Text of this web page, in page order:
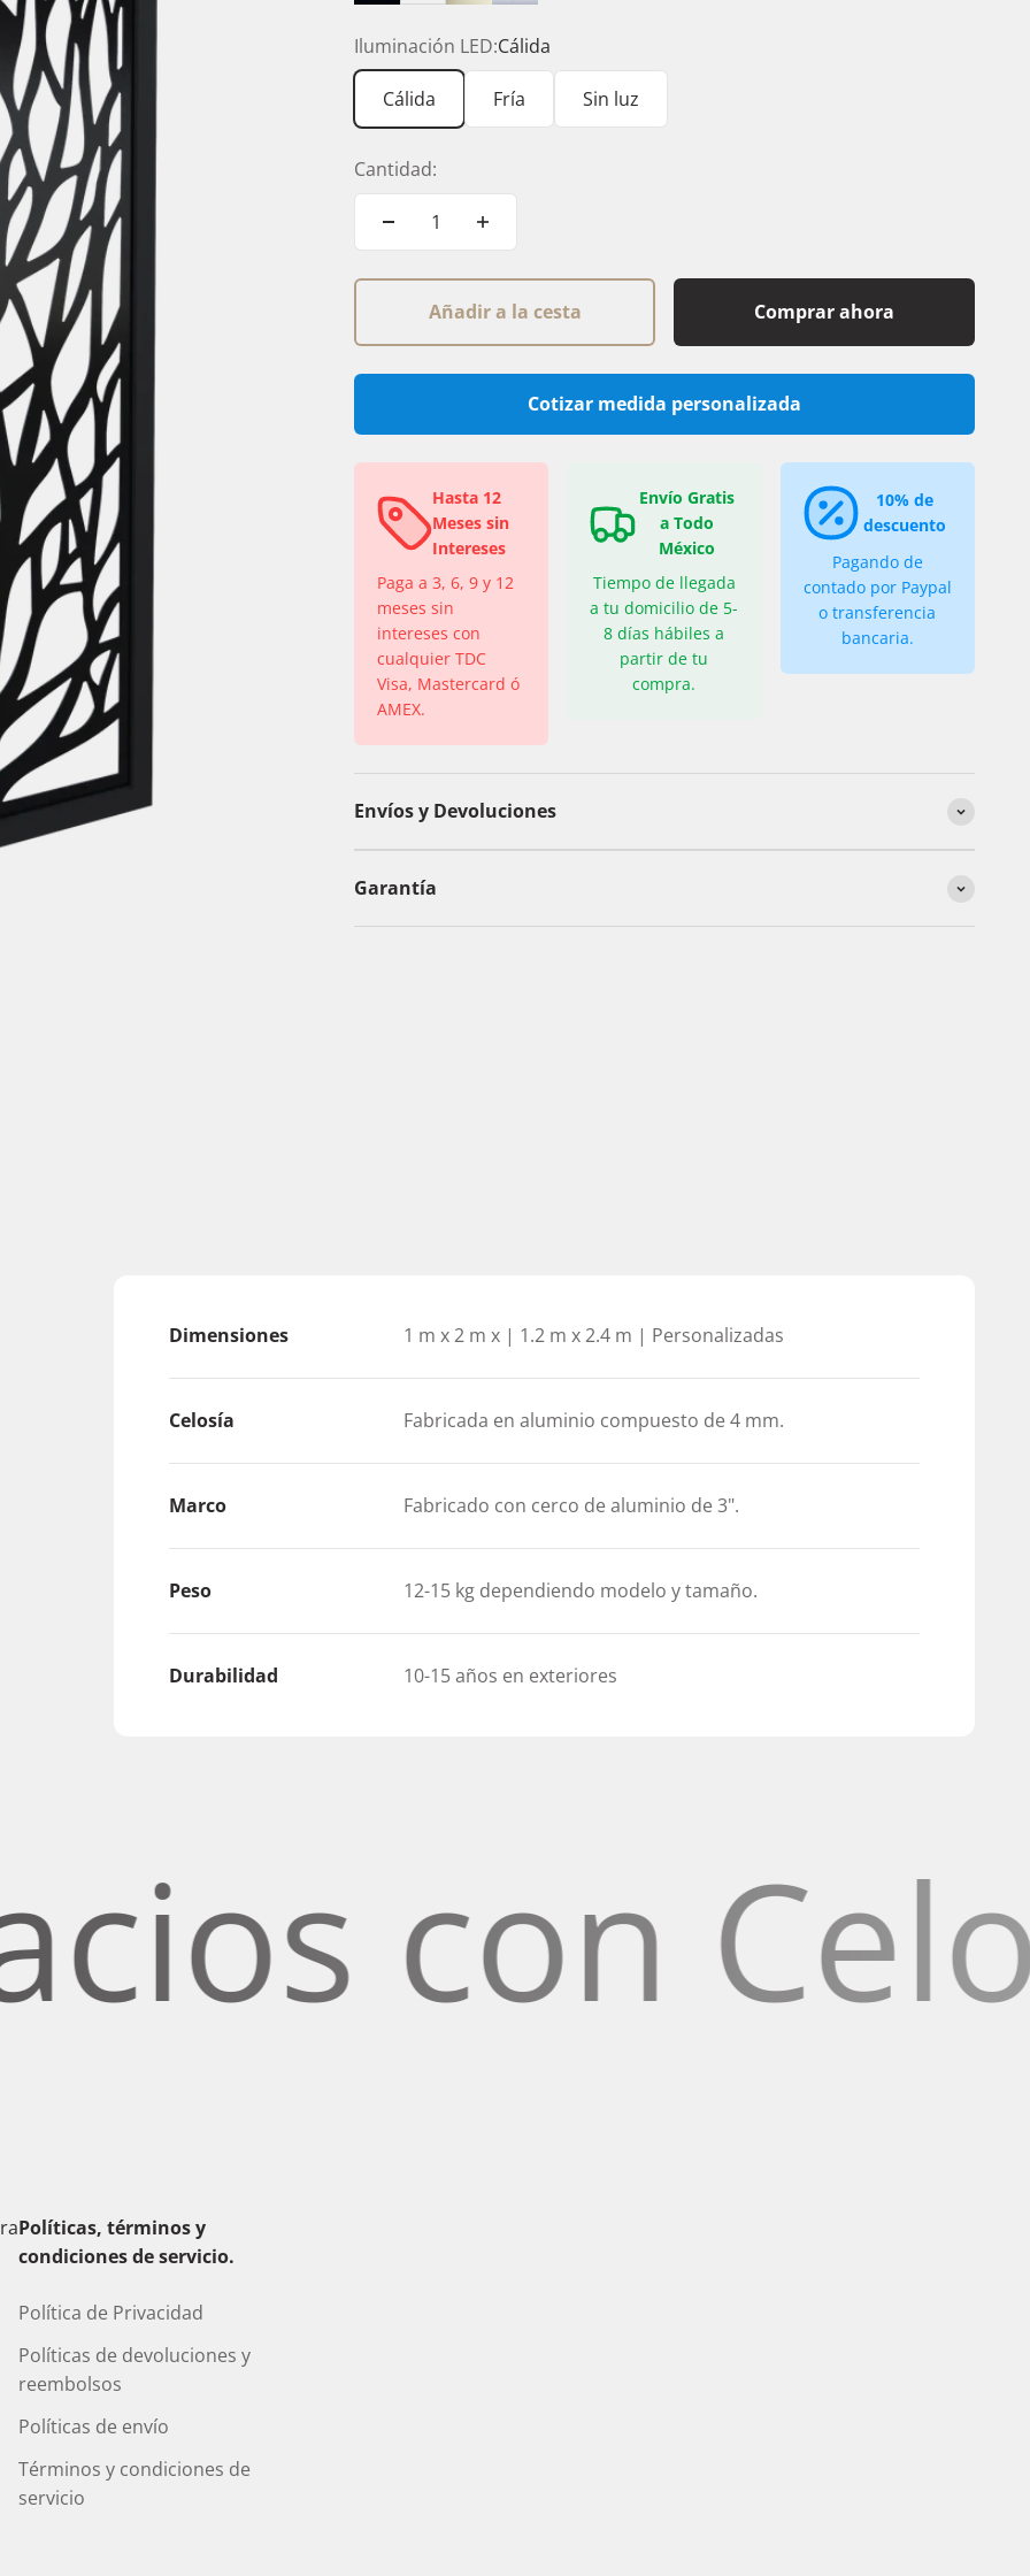
NegroBlancoChampagne
Silver
Iluminación LED:Cálida
Cálida Fría Sin luz
Cantidad:
Añadir a la cesta Comprar ahora
Cotizar medida personalizada
Hasta 12
Meses sin
Intereses
Paga a 3, 6, 9 y 12
meses sin
intereses con
cualquier TDC
Visa, Mastercard ó
AMEX.
Envío Gratis
a Todo
México
Tiempo de llegada
a tu domicilio de 5-
8 días hábiles a
partir de tu
compra.
10% de
descuento
Pagando de
contado por Paypal
o transferencia
bancaria.
Envíos y Devoluciones
Garantía
Dimensiones 1 m x 2 m x | 1.2 m x 2.4 m | Personalizadas
Celosía Fabricada en aluminio compuesto de 4 mm.
Marco Fabricado con cerco de aluminio de 3".
Peso 12-15 kg dependiendo modelo y tamaño.
Durabilidad 10-15 años en exteriores
con
Políticas, términos y
condiciones de servicio.
Política de Privacidad
Políticas de devoluciones y
reembolsos
Políticas de envío
Términos y condiciones de
servicio